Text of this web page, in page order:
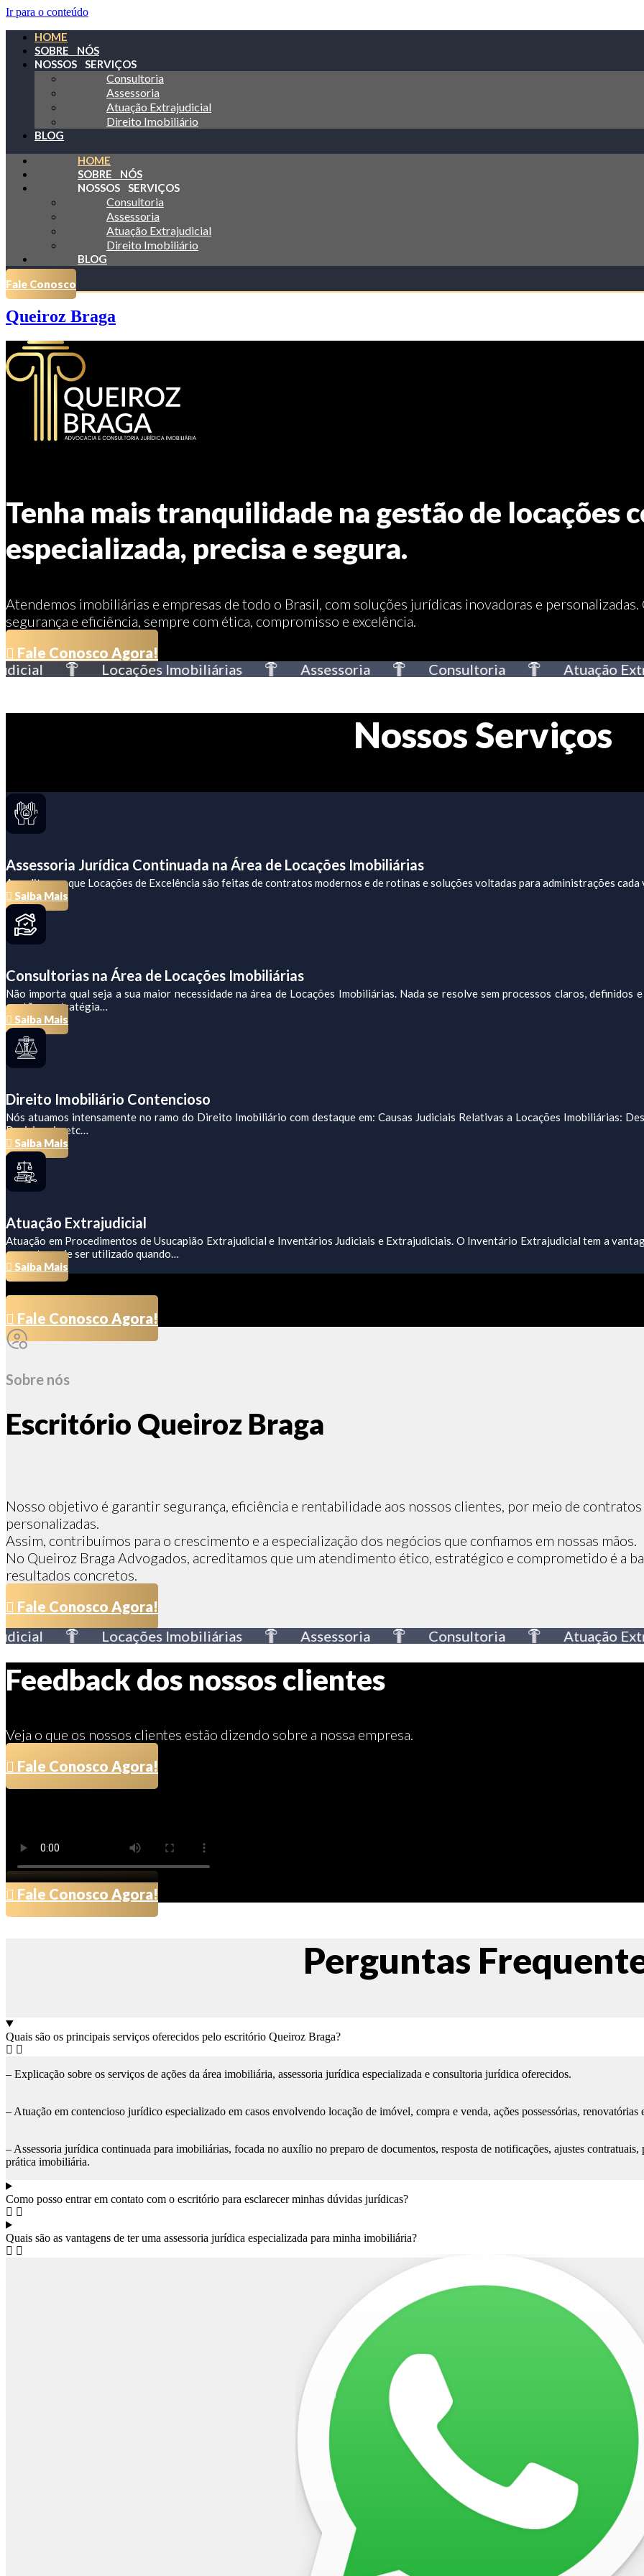
Ir para o conteúdo
HOME
SOBRE NÓS
NOSSOS SERVIÇOS
Consultoria
Assessoria
Atuação Extrajudicial
Direito Imobiliário
BLOG
HOME
SOBRE NÓS
NOSSOS SERVIÇOS
Consultoria
Assessoria
Atuação Extrajudicial
Direito Imobiliário
BLOG
Fale Conosco
Queiroz Braga
Tenha mais tranquilidade na gestão de locações
especializada, precisa e segura.
Atendemos imobiliárias e empresas de todo o Brasil, com soluções jurídicas inovadoras e personalizadas.
segurança e eficiência, sempre com ética, compromisso e excelência.
Fale Conosco Agora!
Locações Imobiliárias Assessoria Consultoria Atuação
Nossos Serviços
Assessoria Jurídica Continuada na Área de Locações Imobiliárias
Acreditamos que Locações de Excelência são feitas de contratos modernos e de rotinas e soluções voltadas para administrações
Saiba Mais
Consultorias na Área de Locações Imobiliárias
Não importa qual seja a sua maior necessidade na área de Locações Imobiliárias. Nada se resolve sem processos claros,
gestão e estratégia…
Saiba Mais
Direito Imobiliário Contencioso
Nós atuamos intensamente no ramo do Direito Imobiliário com destaque em: Causas Judiciais Relativas a Locações Imobiliárias:
Revisionais, etc…
Saiba Mais
Atuação Extrajudicial
Atuação em Procedimentos de Usucapião Extrajudicial e Inventários Judiciais e Extrajudiciais. O Inventário Extrajudicial tem a
somente pode ser utilizado quando…
Saiba Mais
Fale Conosco Agora!
Sobre nós
Escritório Queiroz Braga
Nosso objetivo é garantir segurança, eficiência e rentabilidade aos nossos clientes, por meio de
personalizadas.
Assim, contribuímos para o crescimento e a especialização dos negócios que confiamos em nossas mãos.
No Queiroz Braga Advogados, acreditamos que um atendimento ético, estratégico e comprometido é a
resultados concretos.
Fale Conosco Agora!
Locações Imobiliárias Assessoria Consultoria Atuação
Feedback dos nossos clientes
Veja o que os nossos clientes estão dizendo sobre a nossa empresa.
Fale Conosco Agora!
Fale Conosco Agora!
Perguntas
Quais são os principais serviços oferecidos pelo escritório Queiroz Braga?
– Explicação sobre os serviços de ações da área imobiliária, assessoria jurídica especializada e consultoria jurídica oferecidos.
– Atuação em contencioso jurídico especializado em casos envolvendo locação de imóvel, compra e venda, ações possessórias, renovatórias
– Assessoria jurídica continuada para imobiliárias, focada no auxílio no preparo de documentos, resposta de notificações, ajustes
prática imobiliária.
Como posso entrar em contato com o escritório para esclarecer minhas dúvidas jurídicas?
Quais são as vantagens de ter uma assessoria jurídica especializada para minha imobiliária?